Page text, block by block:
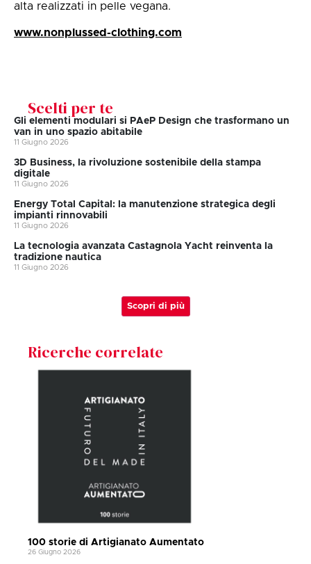
alta realizzati in pelle vegana.
www.nonplussed-clothing.com
Scelti per te
Gli elementi modulari si PAeP Design che trasformano un
van in uno spazio abitabile
11 Giugno 2026
3D Business, la rivoluzione sostenibile della stampa
digitale
11 Giugno 2026
Energy Total Capital: la manutenzione strategica degli
impianti rinnovabili
11 Giugno 2026
La tecnologia avanzata Castagnola Yacht reinventa la
tradizione nautica
11 Giugno 2026
Scopri di più
Ricerche correlate
100 storie di Artigianato Aumentato
26 Giugno 2026